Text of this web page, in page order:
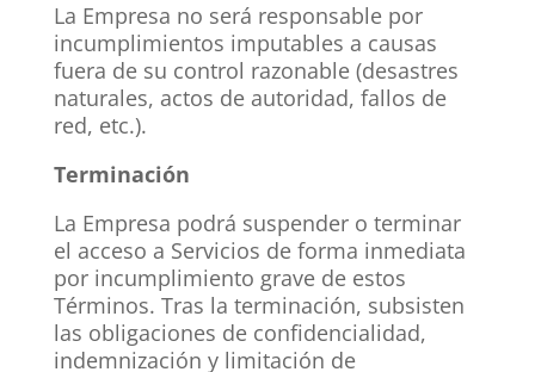
La Empresa no será responsable por
incumplimientos imputables a causas
fuera de su control razonable (desastres
naturales, actos de autoridad, fallos de
red, etc.).
Terminación
La Empresa podrá suspender o terminar
el acceso a Servicios de forma inmediata
por incumplimiento grave de estos
Términos. Tras la terminación, subsisten
las obligaciones de confidencialidad,
indemnización y limitación de